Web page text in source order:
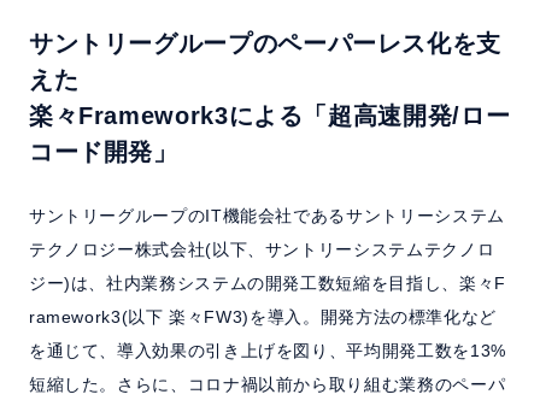
価格
よくある質問
お問い合わせ／資料請求
サントリーグループのペーパーレス化を支
えた
楽々Framework3による「超高速開発/ロー
コード開発」
サントリーグループのIT機能会社であるサントリーシステム
テクノロジー株式会社(以下、サントリーシステムテクノロ
ジー)は、社内業務システムの開発工数短縮を目指し、楽々F
ramework3(以下 楽々FW3)を導入。開発方法の標準化など
を通じて、導入効果の引き上げを図り、平均開発工数を13%
短縮した。さらに、コロナ禍以前から取り組む業務のペーパ